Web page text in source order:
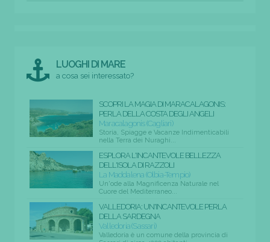
LUOGHI DI MARE
a cosa sei interessato?
SCOPRI LA MAGIA DI MARACALAGONIS:
PERLA DELLA COSTA DEGLI ANGELI
Maracalagonis (Cagliari)
Storia, Spiagge e Vacanze Indimenticabili
nella Terra dei Nuraghi...
ESPLORA L'INCANTEVOLE BELLEZZA
DELL'ISOLA DI RAZZOLI
La Maddalena (Olbia-Tempio)
Un'ode alla Magnificenza Naturale nel
Cuore del Mediterraneo...
VALLEDORIA: UN'INCANTEVOLE PERLA
DELLA SARDEGNA
Valledoria (Sassari)
Valledoria è un comune della provincia di